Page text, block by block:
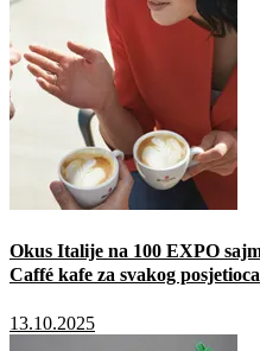
Okus Italije na 100 EXPO
Caffé kafe za svakog posjetioca
13.10.2025